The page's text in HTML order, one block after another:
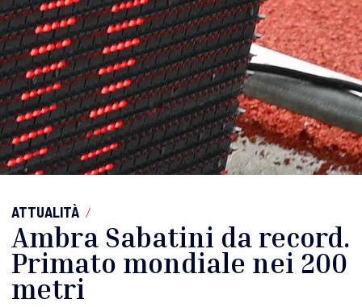
ATTUALITÀ /
Ambra Sabatini da record.
Primato mondiale nei 200
metri